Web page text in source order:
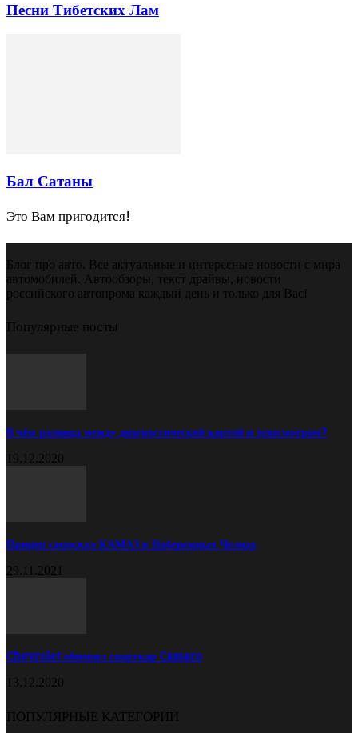
Песни Тибетских Лам
Бал Сатаны
Это Вам пригодится!
Блог про авто. Все актуальные и интересные новости с мира
автомобилей. Автообзоры, текст драйвы, новости
российского автопрома каждый день и только для Вас!
Популярные посты
В чём разница между диагностической картой и техосмотром?
19.12.2020
Прицеп самосвал КАМАЗ в Набережных Челнах
29.11.2021
Chevrolet обновил спорткар Camaro
13.12.2020
ПОПУЛЯРНЫЕ КАТЕГОРИИ